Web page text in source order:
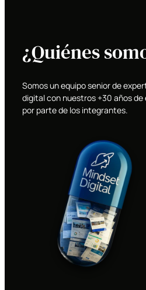
¿Quiénes
Somos un equipo senior de
digital con nuestros +30 años
por parte de los integrantes.